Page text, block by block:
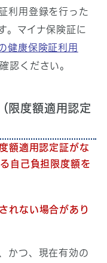
利用登録を行った
。マイナ保険証に
健康保険証利用
認ください。
限度額適用認定
額適用認定証がな
自己負担限度額を
れない場合があり
かつ、現在有効の